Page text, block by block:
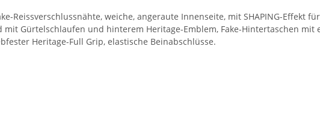
Reissverschlussnähte, weiche, angeraute Innenseite, mit SHAPING-Effekt
Gürtelschlaufen und hinterem Heritage-Emblem, Fake-Hintertaschen mit
Heritage-Full Grip, elastische Beinabschlüsse.